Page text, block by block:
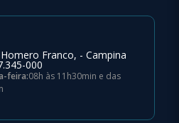
Franco, - Campina
000
feira:08h às 11h30min e das